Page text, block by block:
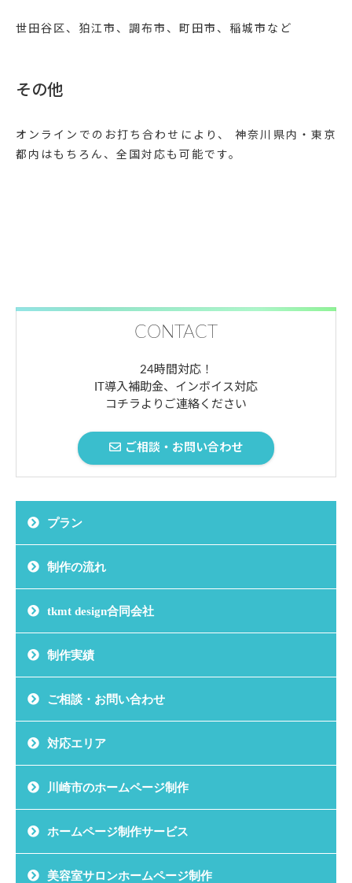
世田谷区、狛江市、調布市、町田市、稲城市など
その他
オンラインでのお打ち合わせにより、 神奈川県内・東京
都内はもちろん、全国対応も可能です。
CONTACT
24時間対応！
IT導入補助金、インボイス対応
コチラよりご連絡ください
ご相談・お問い合わせ
プラン
制作の流れ
tkmt design合同会社
制作実績
ご相談・お問い合わせ
対応エリア
川崎市のホームページ制作
ホームページ制作サービス
美容室サロンホームページ制作